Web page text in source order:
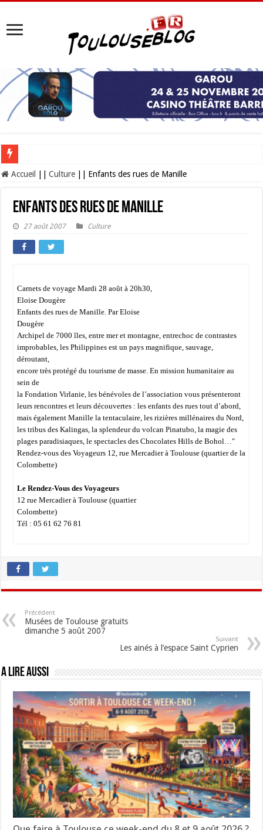
Les Nocturnes de la Cité de l’espace 2026 : l’événement incontournable de
Accueil Culture Enfants des rues de Manille
Enfants des rues de Manille
27 août 2007 Culture
Carnets de voyage Mardi 28 août à 20h30,
Eloise Dougère
Enfants des rues de Manille. Par Eloise
Dougère
Archipel de 7000 îles, entre mer et montagne, entrechoc de contrastes
improbables, les Philippines est un pays magnifique, sauvage,
déroutant,
encore très protégé du tourisme de masse. En mission humanitaire au
sein de
la Fondation Virlanie, les bénévoles de l’association vous présenteront
leurs rencontres et leurs découvertes : les enfants des rues tout d’abord,
mais également Manille la tentaculaire, les rizières millénaires du Nord,
les tribus des Kalingas, la splendeur du volcan Pinatubo, la magie des
plages paradisiaques, le spectacles des Chocolates Hills de Bohol…"
Rendez-vous des Voyageurs 12, rue Mercadier à Toulouse (quartier de la
Colombette)
Le Rendez-Vous des Voyageurs
12 rue Mercadier à Toulouse (quartier
Colombette)
Tél : 05 61 62 76 81
Précédent
Musées de Toulouse gratuits
dimanche 5 août 2007
Suivant
Les ainés à l’espace Saint Cyprien
A lire aussi